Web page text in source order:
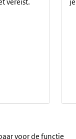
voor de functie